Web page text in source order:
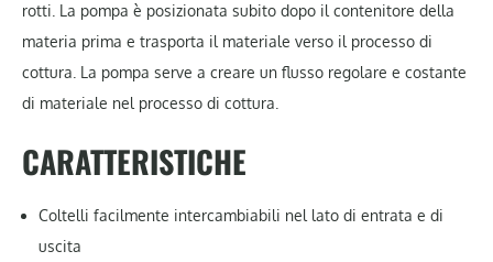
rotti. La pompa è posizionata subito dopo il contenitore della
materia prima e trasporta il materiale verso il processo di
cottura. La pompa serve a creare un flusso regolare e costante
di materiale nel processo di cottura.
CARATTERISTICHE
Coltelli facilmente intercambiabili nel lato di entrata e di
uscita